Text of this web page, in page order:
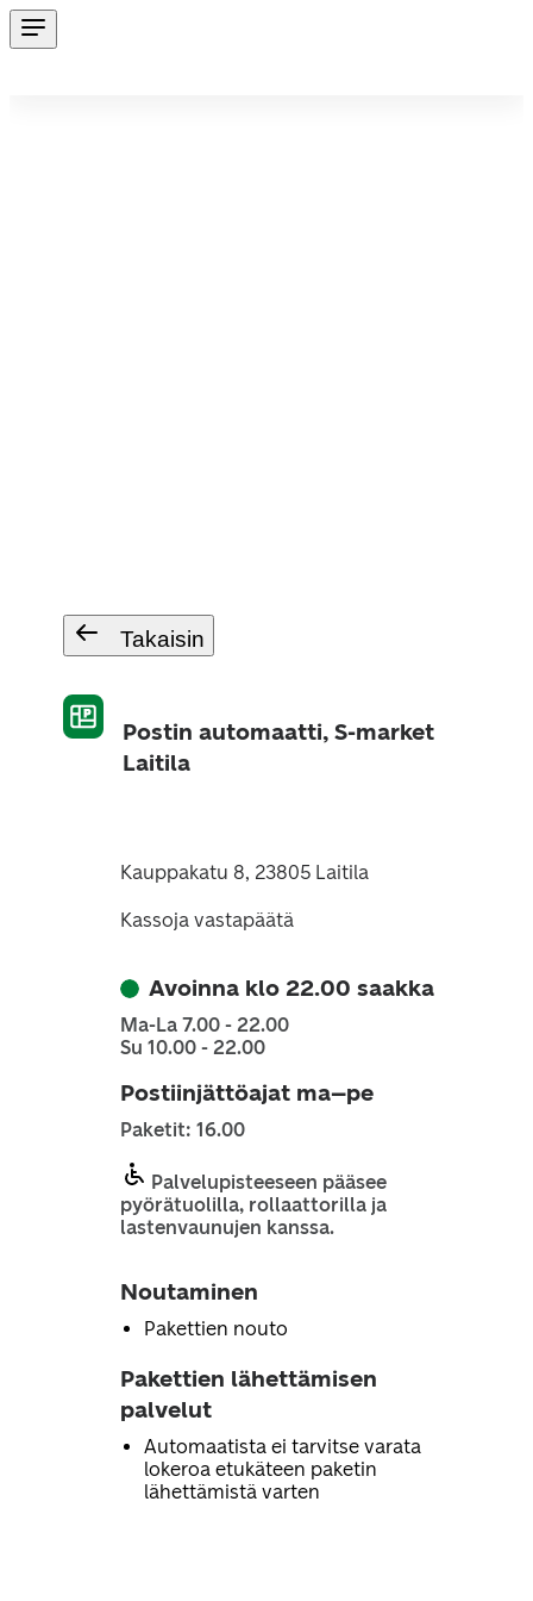
Takaisin
Postin automaatti, S-market
Laitila
Kauppakatu 8, 23805 Laitila
Kassoja vastapäätä
Avoinna klo 22.00 saakka
Ma-La 7.00 - 22.00
Su 10.00 - 22.00
Postiinjättöajat ma–pe
Paketit: 16.00
Palvelupisteeseen pääsee
pyörätuolilla, rollaattorilla ja
lastenvaunujen kanssa.
Noutaminen
Pakettien nouto
Pakettien lähettämisen
palvelut
Automaatista ei tarvitse varata
lokeroa etukäteen paketin
lähettämistä varten